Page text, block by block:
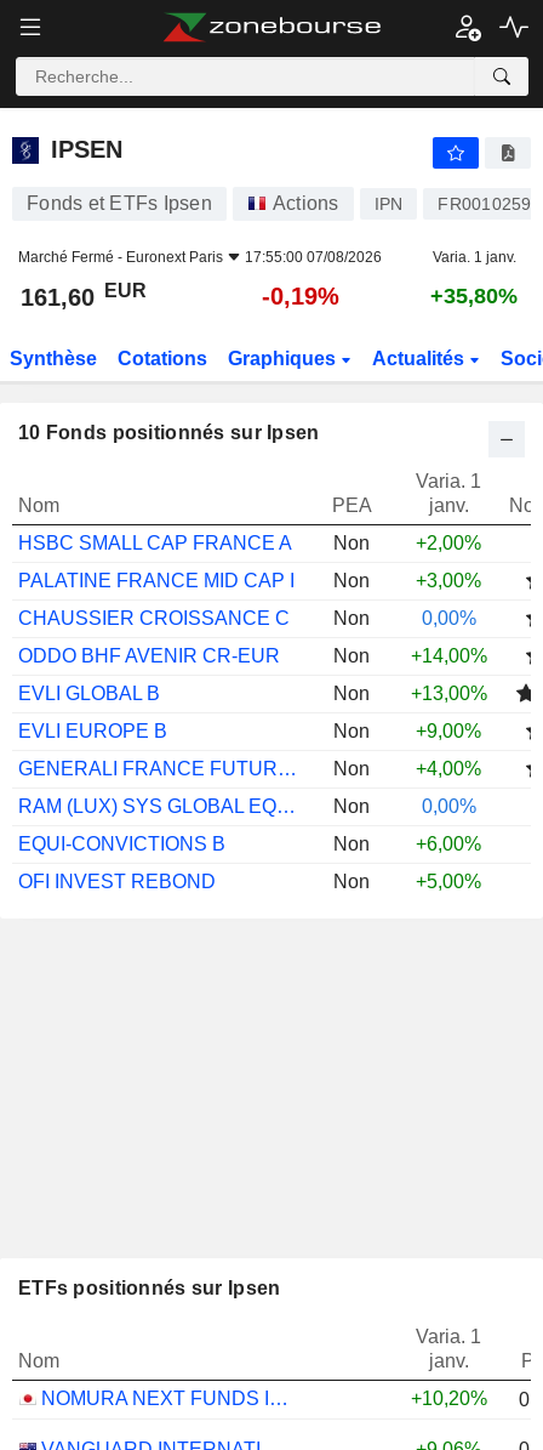
IPSEN
IPSEN
Fonds et ETFs Ipsen Actions IPN
Marché Fermé - Euronext Paris 17:55:00 07/08/2026 Varia. 1 janv.
161,60 EUR -0,19% +35,80%
Synthèse Cotations Graphiques Actualités
10 Fonds positionnés sur Ipsen
Nom PEA
Varia. 1
janv.
HSBC SMALL CAP FRANCE A
Non
+2,00%
PALATINE FRANCE MID CAP I
Non
+3,00%
CHAUSSIER CROISSANCE C
Non
0,00%
ODDO BHF AVENIR CR-EUR
Non
+14,00%
EVLI GLOBAL B
Non
+13,00%
EVLI EUROPE B
Non
+9,00%
GENERALI FRANCE FUTURE LEADERS C
Non
+4,00%
RAM (LUX) SYS GLOBAL EQ SUST ALP EH EUR
Non
0,00%
EQUI-CONVICTIONS B
Non
+6,00%
OFI INVEST REBOND
Non +5,00%
ETFs positionnés sur Ipsen
Nom
Varia. 1
janv.
NOMURA NEXT FUNDS INTERNATIONAL EQUITY MSCI-KOKUSAI (YEN-HEDGED) ETF - JPY
+10,20%